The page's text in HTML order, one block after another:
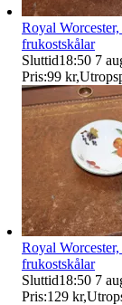
Royal
frukostskålar
Sluttid18:50 7
Pris:99 kr,
Royal
frukostskålar
Sluttid18:50 7
Pris:129 kr,